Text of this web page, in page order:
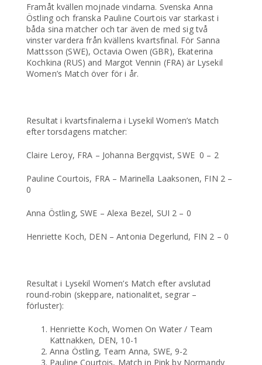
Framåt kvällen mojnade vindarna. Svenska Anna
Östling och franska Pauline Courtois var starkast i
båda sina matcher och tar även de med sig två
vinster vardera från kvällens kvartsfinal. För Sanna
Mattsson (SWE), Octavia Owen (GBR), Ekaterina
Kochkina (RUS) and Margot Vennin (FRA) är Lysekil
Women’s Match över för i år.
Resultat i kvartsfinalerna i Lysekil Women’s Match
efter torsdagens matcher:
Claire Leroy, FRA – Johanna Bergqvist, SWE 0 – 2
Pauline Courtois, FRA – Marinella Laaksonen, FIN 2 –
0
Anna Östling, SWE – Alexa Bezel, SUI 2 – 0
Henriette Koch, DEN – Antonia Degerlund, FIN 2 – 0
Resultat i Lysekil Women’s Match efter avslutad
round-robin (skeppare, nationalitet, segrar –
förluster):
Henriette Koch, Women On Water / Team
Kattnakken, DEN, 10-1
Anna Östling, Team Anna, SWE, 9-2
Pauline Courtois, Match in Pink by Normandy